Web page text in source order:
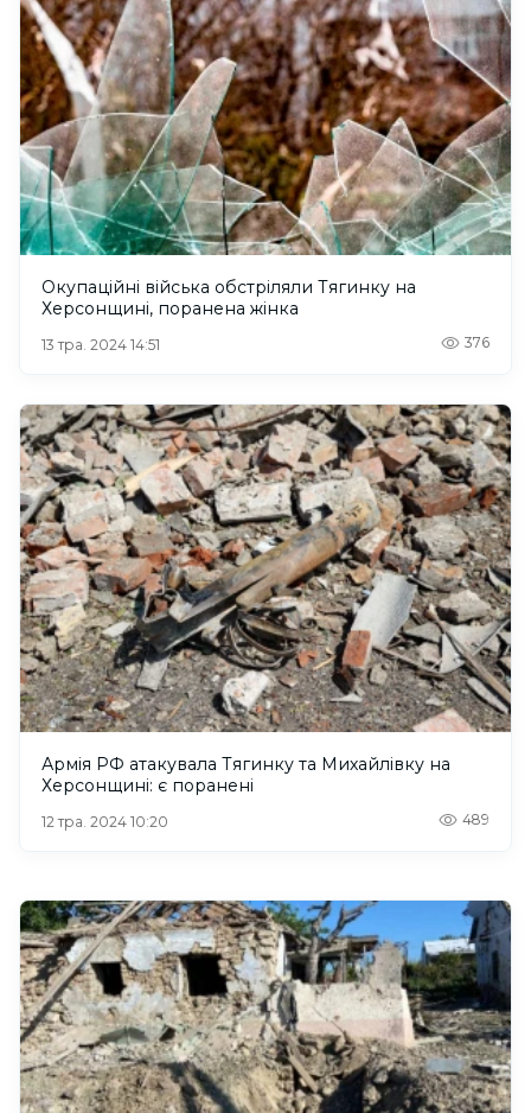
Окупаційні війська обстріляли Тягинку на
Херсонщині, поранена жінка
13 тра. 2024 14:51 376
Армія РФ атакувала Тягинку та Михайлівку на
Херсонщині: є поранені
12 тра. 2024 10:20 489